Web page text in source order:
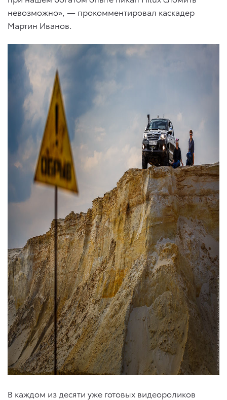
невозможно», — прокомментировал каскадер
Мартин Иванов.
В каждом из десяти уже готовых видеороликов